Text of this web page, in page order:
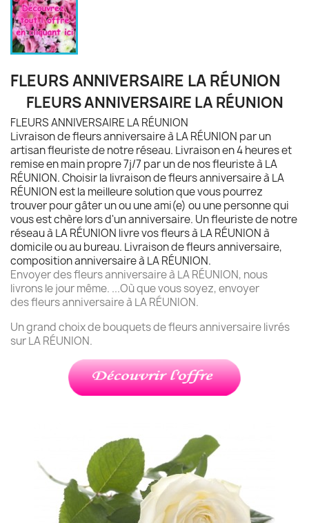
FLEURS ANNIVERSAIRE LA RÉUNION
FLEURS ANNIVERSAIRE LA RÉUNION
FLEURS ANNIVERSAIRE LA RÉUNION
Livraison de fleurs anniversaire à LA RÉUNION par un
artisan fleuriste de notre réseau. Livraison en 4 heures et
remise en main propre 7j/7 par un de nos fleuriste à LA
RÉUNION. Choisir la livraison de fleurs anniversaire à LA
RÉUNION est la meilleure solution que vous pourrez
trouver pour gâter un ou une ami(e) ou une personne qui
vous est chère lors d'un anniversaire. Un fleuriste de notre
réseau à LA RÉUNION livre vos fleurs à LA RÉUNION à
domicile ou au bureau. Livraison de fleurs anniversaire,
composition anniversaire à LA RÉUNION.
Envoyer des fleurs anniversaire à LA RÉUNION, nous
livrons le jour même. ...Où que vous soyez, envoyer
des fleurs anniversaire à LA RÉUNION.
Un grand choix de bouquets de fleurs anniversaire livrés
sur LA RÉUNION.